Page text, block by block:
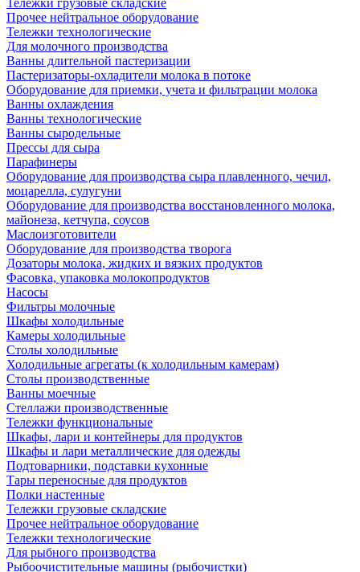
Тележки грузовые складские
Прочее нейтральное оборудование
Тележки технологические
Для молочного производства
Ванны длительной пастеризации
Пастеризаторы-охладители молока в потоке
Оборудование для приемки, учета и фильтрации молока
Ванны охлаждения
Ванны технологические
Ванны сыродельные
Прессы для сыра
Парафинеры
Оборудование для производства сыра плавленного, чечил,
моцарелла, сулугуни
Оборудование для производства восстановленного молока,
майонеза, кетчупа, соусов
Маслоизготовители
Оборудование для производства творога
Дозаторы молока, жидких и вязких продуктов
Фасовка, упаковка молокопродуктов
Насосы
Фильтры молочные
Шкафы холодильные
Камеры холодильные
Столы холодильные
Холодильные агрегаты (к холодильным камерам)
Столы производственные
Ванны моечные
Стеллажи производственные
Тележки функциональные
Шкафы, лари и контейнеры для продуктов
Шкафы и лари металлические для одежды
Подтоварники, подставки кухонные
Тары переносные для продуктов
Полки настенные
Тележки грузовые складские
Прочее нейтральное оборудование
Тележки технологические
Для рыбного производства
Рыбоочистительные машины (рыбочистки)